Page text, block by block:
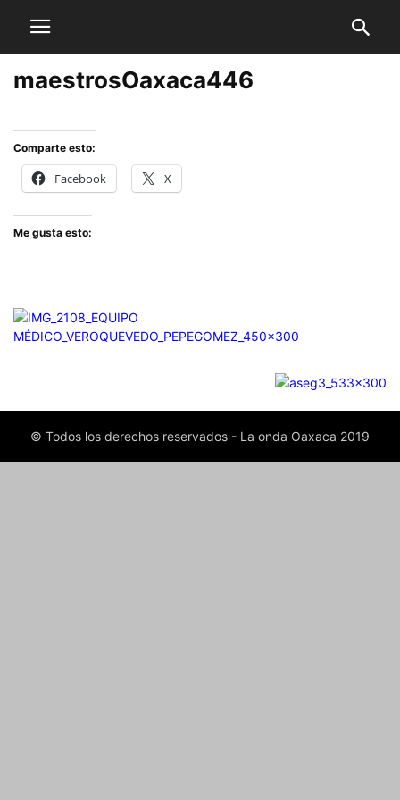
maestrosOaxaca446
Comparte esto:
Facebook X
Me gusta esto:
© Todos los derechos reservados - La onda Oaxaca 2019